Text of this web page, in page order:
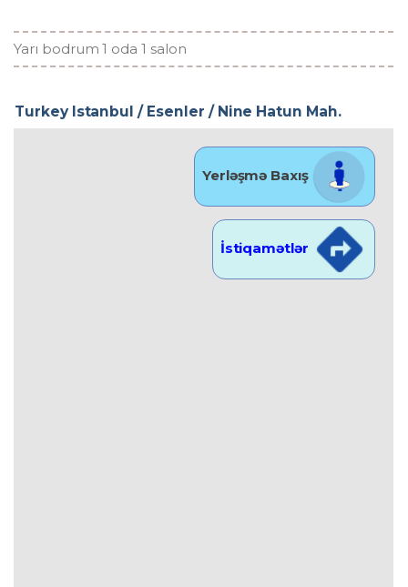
Yarı bodrum 1 oda 1 salon
Turkey Istanbul / Esenler / Nine Hatun Mah.
Yerləşmə Baxış
İstiqamətlər